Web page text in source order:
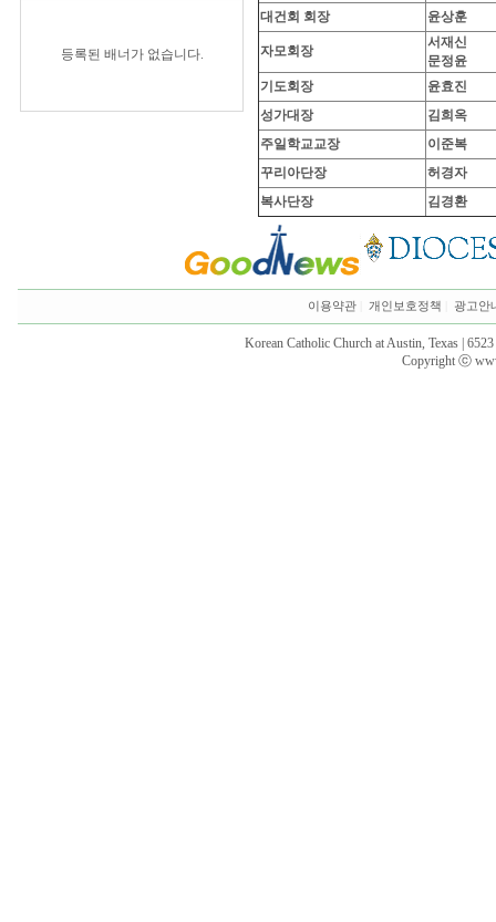
등록된 배너가 없습니다.
대건회 회장
윤상훈
자모회장
서재신
문정윤
기도회장
윤효진
성가대장
김희옥
주일학교교장
이준복
꾸리아단장
허경자
복사단장
김경환
이용약관 개인보호정책 광고안
Korean Catholic Church at Austin, Texas |
Copyright ⓒ